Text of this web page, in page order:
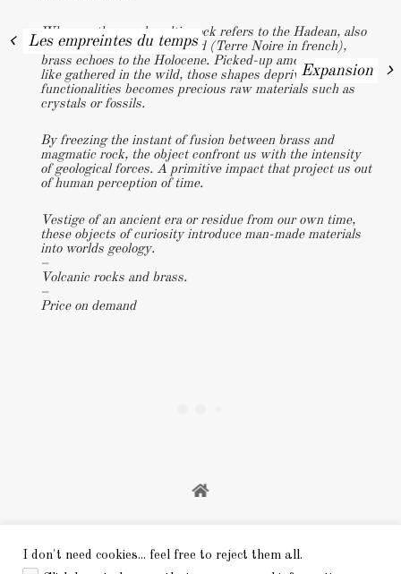
Whereas the raw basaltic rock refers to the Hadean, also
named the black earth period (Terre Noire in french),
brass echoes to the Holocene. Picked-up among scraps
like gathered in the wild, those shapes deprived of specific
functionalities becomes precious raw materials such as
crystals or fossils.
By freezing the instant of fusion between brass and
magmatic rock, the object confront us with the intensity
of geological forces. A primitive impact that project us out
of human perception of time.
Vestige of an ancient era or residue from our own time,
these objects of curiosity introduce man-made materials
into worlds geology.
–
Volcanic rocks and brass.
–
Price on demand
Post
navigation
Les empreintes du temps
Expansion
I don't need cookies... feel free to reject them all.